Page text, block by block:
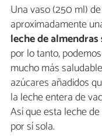
Una vaso (250 ml)
aproximadamente
leche de
por lo tanto,
mucho más
azúcares añadidos
la leche entera de
Así que esta leche
por sí sola.